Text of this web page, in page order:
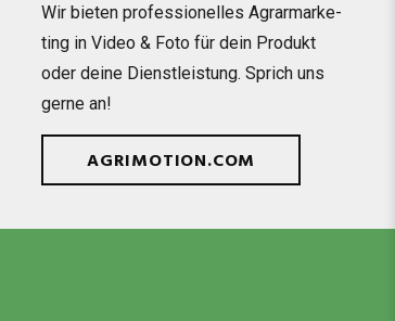
Wir bie­ten pro­fes­sio­nel­les Agrar­mar­ke­
ting in Video & Foto für dein Pro­dukt
oder deine Dienst­leis­tung. Sprich uns
gerne an!
AGRIMOTION.COM